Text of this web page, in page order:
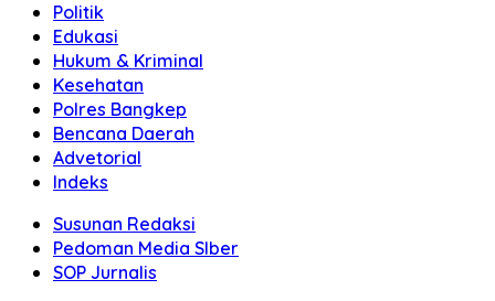
Politik
Edukasi
Hukum & Kriminal
Kesehatan
Polres Bangkep
Bencana Daerah
Advetorial
Indeks
Susunan Redaksi
Pedoman Media SIber
SOP Jurnalis